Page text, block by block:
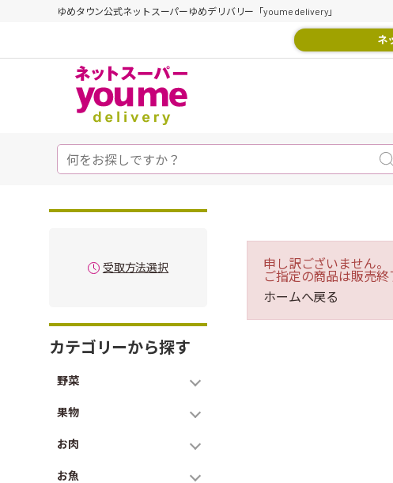
ゆめタウン公式ネットスーパーゆめデリバリー「youme delivery」
ネ
受取方法選択
カテゴリーから探す
野菜
果物
お肉
お魚
申し訳ございません。
ご指定の商品は販売終
ホームへ戻る